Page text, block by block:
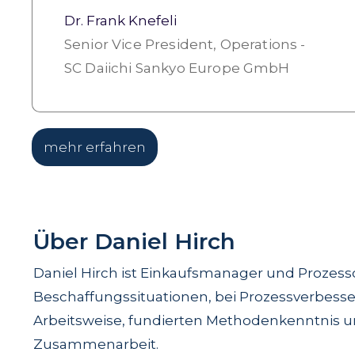
Dr. Frank Knefeli
Senior Vice President, Operations -
SC Daiichi Sankyo Europe GmbH
mehr erfahren
Über Daniel Hirch
Daniel Hirch ist Einkaufsmanager und
Beschaffungssituationen, bei
Arbeitsweise, fundierten Methodenkenntnis
Zusammenarbeit.